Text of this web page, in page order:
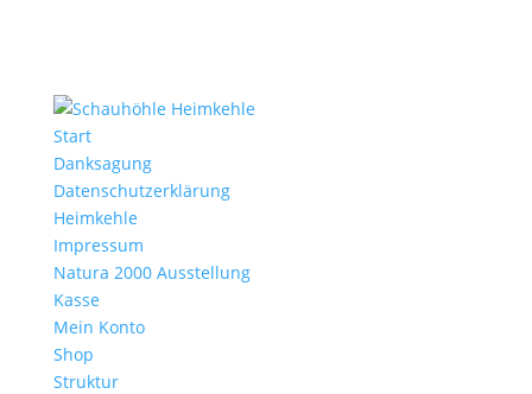
Start
Danksagung
Datenschutzerklärung
Heimkehle
Impressum
Natura 2000 Ausstellung
Kasse
Mein Konto
Shop
Struktur